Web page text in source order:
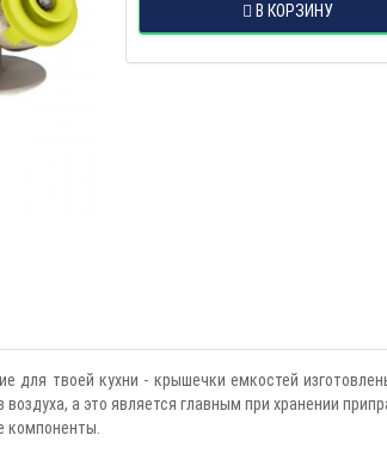
В КОРЗИНУ
для твоей кухни - крышечки емкостей
а это является главным при хранении
компоненты.